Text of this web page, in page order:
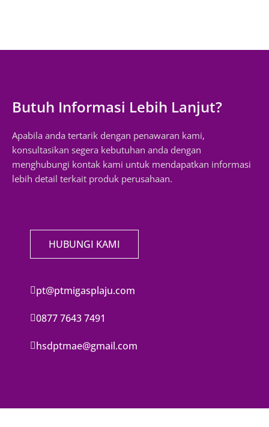
Butuh Informasi Lebih Lanjut?
Apabila anda tertarik dengan penawaran kami,
konsultasikan segera kebutuhan anda dengan
menghubungi kontak kami untuk mendapatkan informasi
lebih detail terkait produk perusahaan.
HUBUNGI KAMI
pt@ptmigasplaju.com
0877 7643 7491
hsdptmae@gmail.com